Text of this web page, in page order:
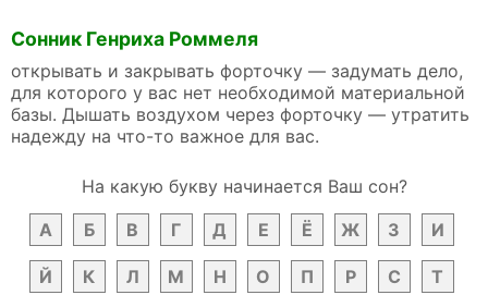
Сонник Генриха Роммеля
открывать и закрывать форточку — задумать дело,
для которого у вас нет необходимой материальной
базы. Дышать воздухом через форточку — утратить
надежду на что-то важное для вас.
На какую букву начинается Ваш сон?
А
Б В Г Д Е Ё Ж З И
Й К Л М Н О П Р С Т